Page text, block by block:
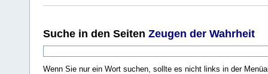
Suche in den Seiten Zeugen der Wahrheit
Wenn Sie nur ein Wort suchen, sollte es nicht links in der